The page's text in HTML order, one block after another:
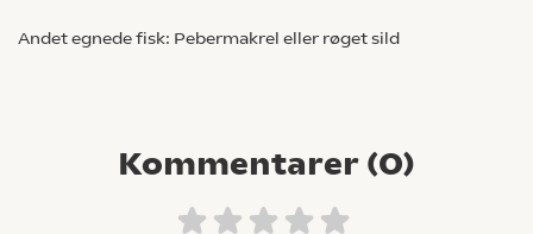
Andet egnede fisk: Pebermakrel eller røget sild
Kommentarer (0)